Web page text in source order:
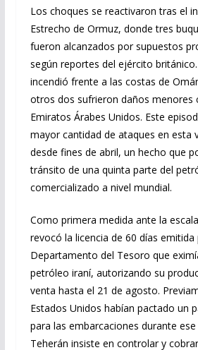
Los choques se reactivaron tras el
Estrecho de Ormuz, donde tres
fueron alcanzados por supuestos
según reportes del ejército
incendió frente a las costas de
otros dos sufrieron daños menores
Emiratos Árabes Unidos. Este
mayor cantidad de ataques en esta
desde fines de abril, un hecho que
tránsito de una quinta parte del
comercializado a nivel mundial.
Como primera medida ante la
revocó la licencia de 60 días emitida
Departamento del Tesoro que
petróleo iraní, autorizando su
venta hasta el 21 de agosto.
Estados Unidos habían pactado un
para las embarcaciones durante
Teherán insiste en controlar y